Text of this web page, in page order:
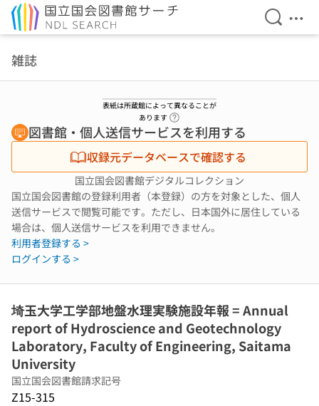
検索を
メ
雑誌
表紙は所蔵館によって異なることが
あります
図書館・個人送信サービスを利用する
収録元データベースで確認する
国立国会図書館デジタルコレクション
国立国会図書館の登録利用者（本登録）の方を対象とした、個人
送信サービスで閲覧可能です。ただし、日本国外に居住している
場合は、個人送信サービスを利用できません。
利用者登録する >
ログインする >
埼玉大学工学部地盤水理実験施設年報 = Annual
report of Hydroscience and Geotechnology
Laboratory, Faculty of Engineering, Saitama
University
国立国会図書館請求記号
Z15-315